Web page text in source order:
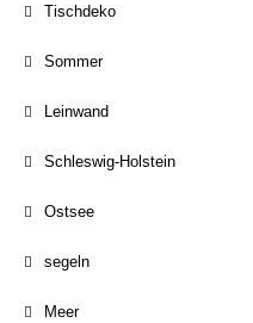
Tischdeko
Sommer
Leinwand
Schleswig-Holstein
Ostsee
segeln
Meer